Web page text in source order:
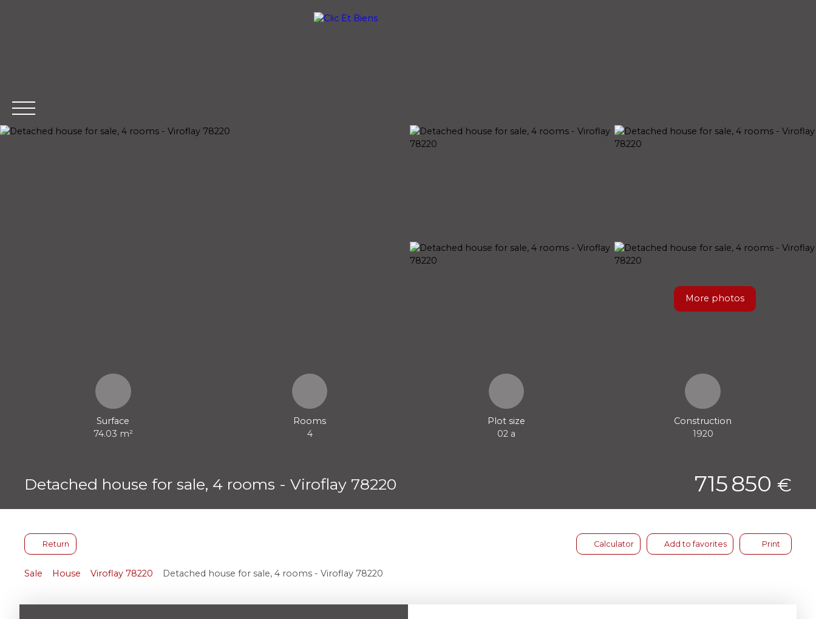
Rental management OUR AGENCIES
More photos
Surface
74.03 m²
Rooms
4
Plot size
02 a
Construction
1920
Detached house for sale, 4 rooms - Viroflay 78220 715 850 €
Return Calculator Add to favorites Print
Sale House Viroflay 78220 Detached house for sale, 4 rooms - Viroflay 78220